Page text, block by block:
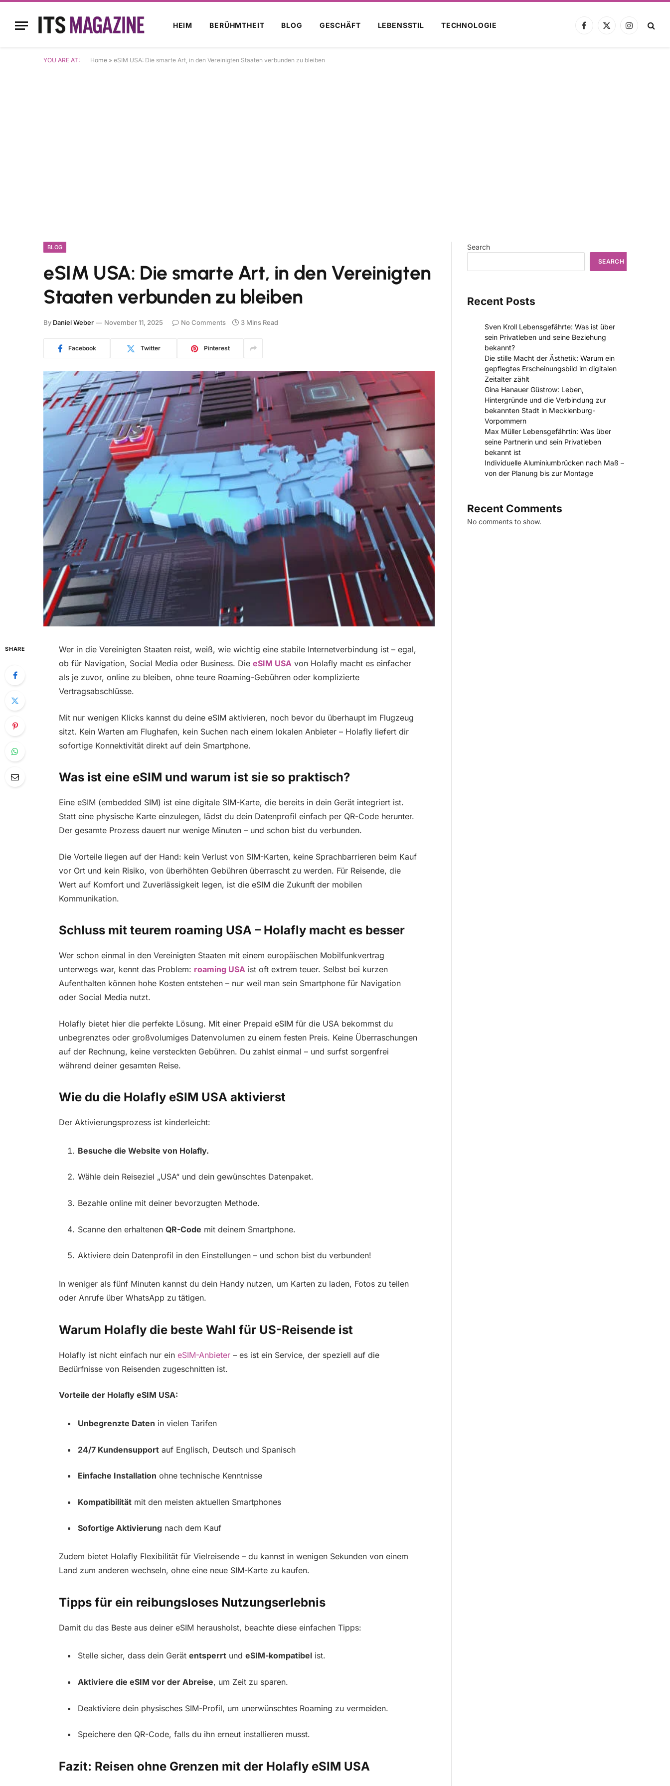
HEIM BERÜHMTHEIT BLOG GESCHÄFT LEBENSSTIL TECHNOLOGIE
Facebook
X
Instagram
YOU ARE AT: Home » eSIM USA: Die smarte Art, in den Vereinigten Staaten verbunden zu bleiben
BLOG
eSIM USA: Die smarte Art, in den Vereinigten
Staaten verbunden zu bleiben
By Daniel Weber November 11, 2025 No Comments 3 Mins Read
Facebook Twitter Pinterest
SHARE
Wer in die Vereinigten Staaten reist, weiß, wie wichtig eine stabile Internetverbindung ist – egal,
ob für Navigation, Social Media oder Business. Die eSIM USAvon Holafly macht es einfacher
als je zuvor, online zu bleiben, ohne teure Roaming-Gebühren oder komplizierte
Vertragsabschlüsse.
Mit nur wenigen Klicks kannst du deine eSIM aktivieren, noch bevor du überhaupt im Flugzeug
sitzt. Kein Warten am Flughafen, kein Suchen nach einem lokalen Anbieter – Holafly liefert dir
sofortige Konnektivität direkt auf dein Smartphone.
Was ist eine eSIM und warum ist sie so praktisch?
Eine eSIM (embedded SIM) ist eine digitale SIM-Karte, die bereits in dein Gerät integriert ist.
Statt eine physische Karte einzulegen, lädst du dein Datenprofil einfach per QR-Code herunter.
Der gesamte Prozess dauert nur wenige Minuten – und schon bist du verbunden.
Die Vorteile liegen auf der Hand: kein Verlust von SIM-Karten, keine Sprachbarrieren beim Kauf
vor Ort und kein Risiko, von überhöhten Gebühren überrascht zu werden. Für Reisende, die
Wert auf Komfort und Zuverlässigkeit legen, ist die eSIM die Zukunft der mobilen
Kommunikation.
Schluss mit teurem roaming USA – Holafly macht es besser
Wer schon einmal in den Vereinigten Staaten mit einem europäischen Mobilfunkvertrag
unterwegs war, kennt das Problem: roaming USAist oft extrem teuer. Selbst bei kurzen
Aufenthalten können hohe Kosten entstehen – nur weil man sein Smartphone für Navigation
oder Social Media nutzt.
Holafly bietet hier die perfekte Lösung. Mit einer Prepaid eSIM für die USA bekommst du
unbegrenztes oder großvolumiges Datenvolumen zu einem festen Preis. Keine Überraschungen
auf der Rechnung, keine versteckten Gebühren. Du zahlst einmal – und surfst sorgenfrei
während deiner gesamten Reise.
Wie du die Holafly eSIM USA aktivierst
Der Aktivierungsprozess ist kinderleicht:
Besuche die Website von Holafly.
Wähle dein Reiseziel „USA“ und dein gewünschtes Datenpaket.
Bezahle online mit deiner bevorzugten Methode.
Scanne den erhaltenen QR-Code mit deinem Smartphone.
Aktiviere dein Datenprofil in den Einstellungen – und schon bist du verbunden!
In weniger als fünf Minuten kannst du dein Handy nutzen, um Karten zu laden, Fotos zu teilen
oder Anrufe über WhatsApp zu tätigen.
Warum Holafly die beste Wahl für US-Reisende ist
Holafly ist nicht einfach nur ein eSIM-Anbieter– es ist ein Service, der speziell auf die
Bedürfnisse von Reisenden zugeschnitten ist.
Vorteile der Holafly eSIM USA:
Unbegrenzte Daten in vielen Tarifen
24/7 Kundensupportauf Englisch, Deutsch und Spanisch
Einfache Installation ohne technische Kenntnisse
Kompatibilitätmit den meisten aktuellen Smartphones
Sofortige Aktivierung nach dem Kauf
Zudem bietet Holafly Flexibilität für Vielreisende – du kannst in wenigen Sekunden von einem
Land zum anderen wechseln, ohne eine neue SIM-Karte zu kaufen.
Tipps für ein reibungsloses Nutzungserlebnis
Damit du das Beste aus deiner eSIM herausholst, beachte diese einfachen Tipps:
Stelle sicher, dass dein Gerät entsperrtund eSIM-kompatibelist.
Aktiviere die eSIM vor der Abreise, um Zeit zu sparen.
Deaktiviere dein physisches SIM-Profil, um unerwünschtes Roaming zu vermeiden.
Speichere den QR-Code, falls du ihn erneut installieren musst.
Fazit: Reisen ohne Grenzen mit der Holafly eSIM USA
Search
SEARCH
Recent Posts
Sven Kroll Lebensgefährte: Was ist über
sein Privatleben und seine Beziehung
bekannt?
Die stille Macht der Ästhetik: Warum ein
gepflegtes Erscheinungsbild im digitalen
Zeitalter zählt
Gina Hanauer Güstrow: Leben,
Hintergründe und die Verbindung zur
bekannten Stadt in Mecklenburg-
Vorpommern
Max Müller Lebensgefährtin: Was über
seine Partnerin und sein Privatleben
bekannt ist
Individuelle Aluminiumbrücken nach Maß –
von der Planung bis zur Montage
Recent Comments
No comments to show.